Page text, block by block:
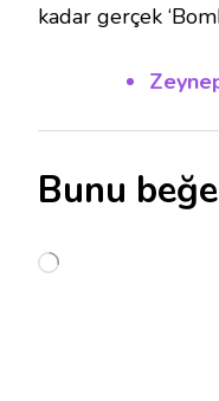
kadar gerçek
Bunu
Yükleniyor...